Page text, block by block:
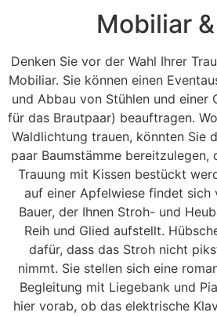
Mobiliar
Denken Sie vor der Wahl Ihrer
Mobiliar. Sie können einen
und Abbau von Stühlen und einer
für das Brautpaar) beauftragen.
Waldlichtung trauen, könnten Sie
paar Baumstämme
Trauung mit Kissen bestückt
auf einer Apfelwiese findet sich
Bauer, der Ihnen Stroh- und
Reih und Glied aufstellt.
dafür, dass das Stroh nicht
nimmt. Sie stellen sich eine
Begleitung mit Liegebank und
hier vorab, ob das elektrische